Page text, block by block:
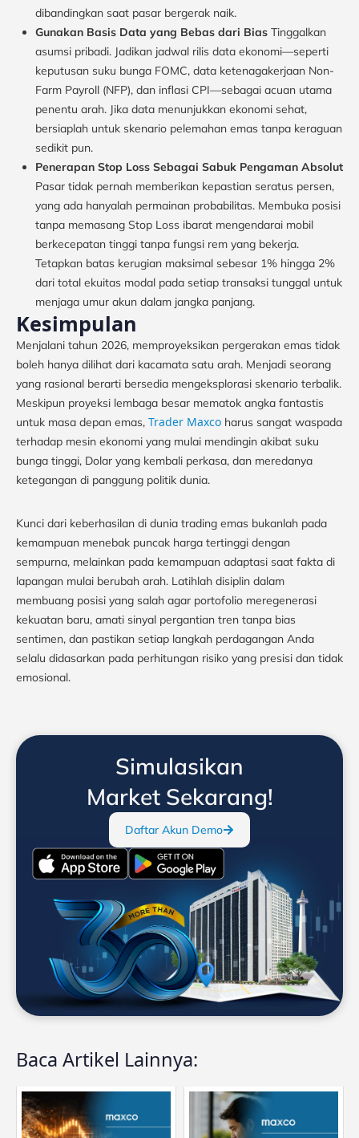
dibandingkan saat pasar bergerak naik.
Gunakan Basis Data yang Bebas dari Bias Tinggalkan
asumsi pribadi. Jadikan jadwal rilis data ekonomi—seperti
keputusan suku bunga FOMC, data ketenagakerjaan Non-
Farm Payroll (NFP), dan inflasi CPI—sebagai acuan utama
penentu arah. Jika data menunjukkan ekonomi sehat,
bersiaplah untuk skenario pelemahan emas tanpa keraguan
sedikit pun.
Penerapan Stop Loss Sebagai Sabuk Pengaman Absolut
Pasar tidak pernah memberikan kepastian seratus persen,
yang ada hanyalah permainan probabilitas. Membuka posisi
tanpa memasang Stop Loss ibarat mengendarai mobil
berkecepatan tinggi tanpa fungsi rem yang bekerja.
Tetapkan batas kerugian maksimal sebesar 1% hingga 2%
dari total ekuitas modal pada setiap transaksi tunggal untuk
menjaga umur akun dalam jangka panjang.
Kesimpulan
Menjalani tahun 2026, memproyeksikan pergerakan emas tidak
boleh hanya dilihat dari kacamata satu arah. Menjadi seorang
yang rasional berarti bersedia mengeksplorasi skenario terbalik.
Meskipun proyeksi lembaga besar mematok angka fantastis
untuk masa depan emas, Trader Maxco harus sangat waspada
terhadap mesin ekonomi yang mulai mendingin akibat suku
bunga tinggi, Dolar yang kembali perkasa, dan meredanya
ketegangan di panggung politik dunia.
Kunci dari keberhasilan di dunia trading emas bukanlah pada
kemampuan menebak puncak harga tertinggi dengan
sempurna, melainkan pada kemampuan adaptasi saat fakta di
lapangan mulai berubah arah. Latihlah disiplin dalam
membuang posisi yang salah agar portofolio meregenerasi
kekuatan baru, amati sinyal pergantian tren tanpa bias
sentimen, dan pastikan setiap langkah perdagangan Anda
selalu didasarkan pada perhitungan risiko yang presisi dan tidak
emosional.
Simulasikan
Market Sekarang!
Daftar Akun Demo
Baca Artikel Lainnya: